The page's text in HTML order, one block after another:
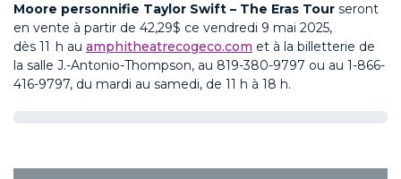
Moore personnifie Taylor Swift – The Eras Tour seront
en vente à partir de 42,29$ ce vendredi 9 mai 2025,
dès 11 h au amphitheatrecogeco.com et à la billetterie de
la salle J.-Antonio-Thompson, au 819-380-9797 ou au 1-866-
416-9797, du mardi au samedi, de 11 h à 18 h.